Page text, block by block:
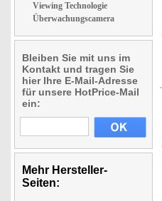
Viewing Technologie
Überwachungscamera
Bleiben Sie mit uns im
Kontakt und tragen Sie
hier Ihre E-Mail-Adresse
für unsere HotPrice-Mail
ein:
Mehr Hersteller-
Seiten: